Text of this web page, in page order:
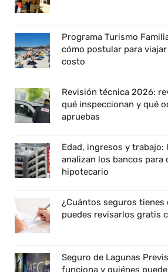
Programa Turismo
cómo postular para
costo
Revisión técnica 2026:
qué inspeccionan y qué
apruebas
Edad, ingresos y trabajo:
analizan los bancos
hipotecario
¿Cuántos seguros
puedes revisarlos gratis
Seguro de Lagunas
funciona y quiénes